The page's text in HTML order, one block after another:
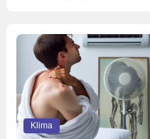
Klima